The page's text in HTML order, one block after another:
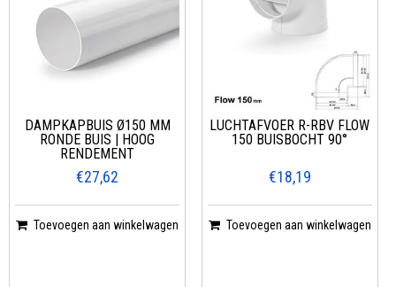
DAMPKAPBUIS Ø150 MM
RONDE BUIS | HOOG
RENDEMENT
€27,62
Toevoegen aan winkelwagen
LUCHTAFVOER R-RBV FLOW
150 BUISBOCHT 90°
€18,19
Toevoegen aan winkelwagen